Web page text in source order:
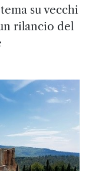
su vecchi
rilancio del